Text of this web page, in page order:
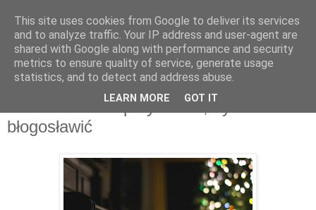
środa, grudnia 07, 2016
7 Grudnia - On przychodzi, by nam
błogosławić
This site uses cookies from Google to deliver its services
and to analyze traffic. Your IP address and user-agent are
shared with Google along with performance and security
metrics to ensure quality of service, generate usage
statistics, and to detect and address abuse.
LEARN MORE GOT IT